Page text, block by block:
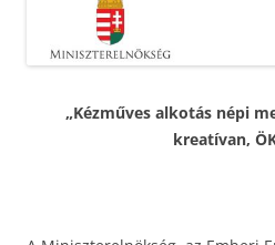
„Kézműves alkotás népi
kreatívan,